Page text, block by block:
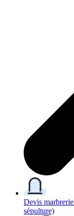
Devis marbrerie
sépulture)